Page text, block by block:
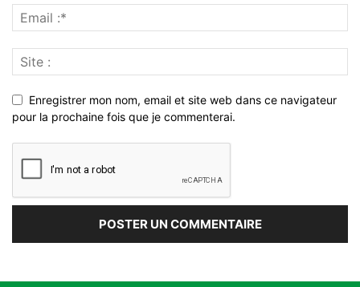
Enregistrer mon nom, email et site web dans ce navigateur
pour la prochaine fois que je commenterai.